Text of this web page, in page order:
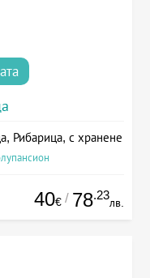
Рибарица, с хранене
40€ / 78.23
лв.